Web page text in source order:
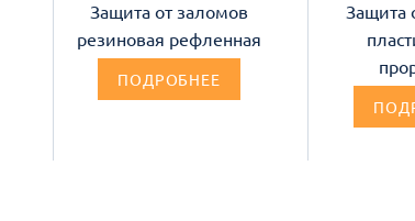
Защита от заломов
резиновая рефленная
ПОДРОБНЕЕ
Защита